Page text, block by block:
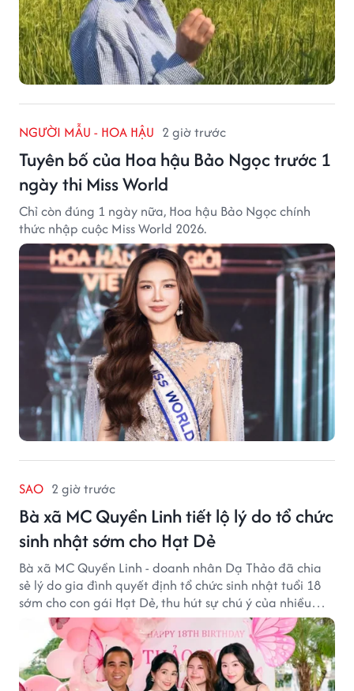
NGƯỜI MẪU - HOA HẬU 2 giờ trước
Tuyên bố của Hoa hậu Bảo Ngọc trước 1
ngày thi Miss World
Chỉ còn đúng 1 ngày nữa, Hoa hậu Bảo Ngọc chính
thức nhập cuộc Miss World 2026.
SAO 2 giờ trước
Bà xã MC Quyền Linh tiết lộ lý do tổ chức
sinh nhật sớm cho Hạt Dẻ
Bà xã MC Quyền Linh - doanh nhân Dạ Thảo đã chia
sẻ lý do gia đình quyết định tổ chức sinh nhật tuổi 18
sớm cho con gái Hạt Dẻ, thu hút sự chú ý của nhiều
người hâm mộ.